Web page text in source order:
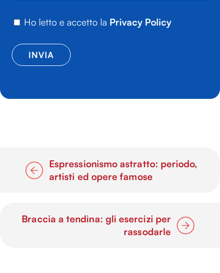
Ho letto e accetto la Privacy Policy
Espressionismo astratto: periodo,
artisti ed opere famose
Braccia a tendina: gli esercizi per
rassodarle